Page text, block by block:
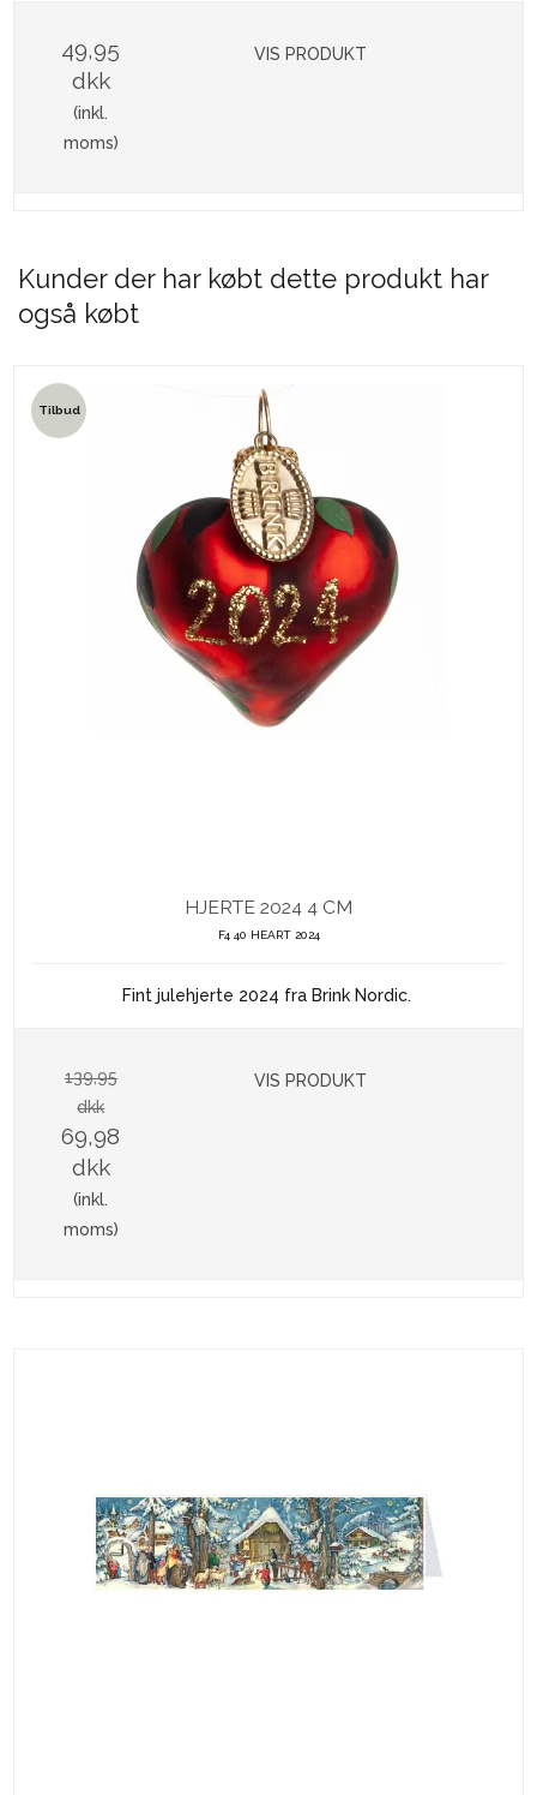
49,95
dkk
(inkl.
moms)
VIS PRODUKT
Kunder der har købt dette produkt har
også købt
Tilbud
HJERTE 2024 4 CM
F4 40 HEART 2024
Fint julehjerte 2024 fra Brink Nordic.
139,95
dkk
69,98
dkk
(inkl.
moms)
VIS PRODUKT